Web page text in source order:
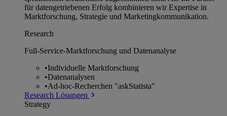
für datengetriebenen Erfolg kombinieren wir Expertise in
Marktforschung, Strategie und Marketingkommunikation.
Research
Full-Service-Marktforschung und Datenanalyse
•Individuelle Marktforschung
•Datenanalysen
•Ad-hoc-Recherchen "askStatista"
Research Lösungen
Strategy